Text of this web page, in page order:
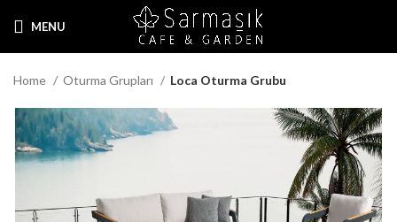
MENU
Home Oturma Grupları Loca Oturma Grubu